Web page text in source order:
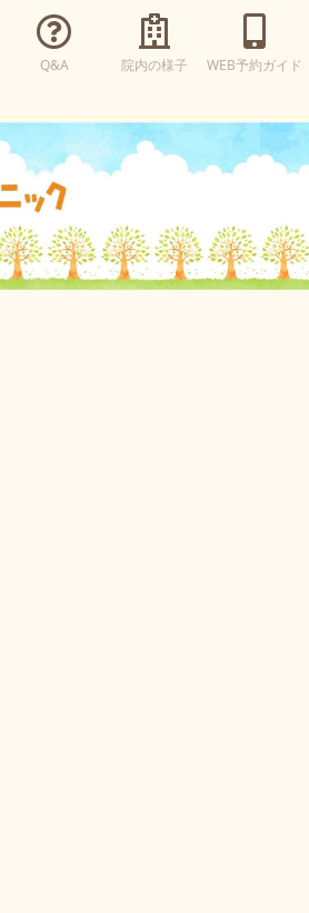
Q&A 院内の様子 WEB予約ガイド